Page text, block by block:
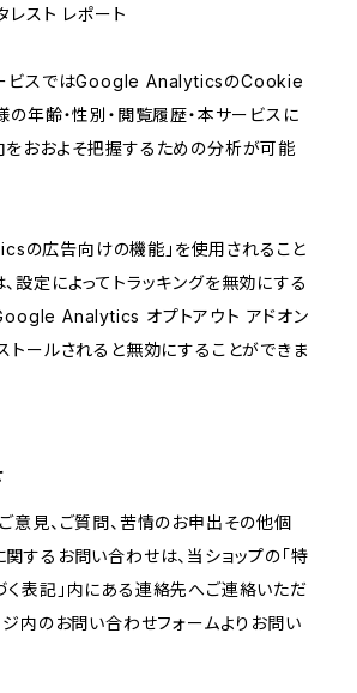
レスト レポート
ービスではGoogle AnalyticsのCookie
の年齢・性別・閲覧履歴・本サービスに
おおよそ把握するための分析が可能
の広告向けの機能」を使用されること
設定によってトラッキングを無効にする
Analytics オプトアウト アドオン
トールされると無効にすることができま
意見、ご質問、苦情のお申出その他個
するお問い合わせは、当ショップの「特
表記」内にある連絡先へご連絡いただ
ジ内のお問い合わせフォームよりお問い